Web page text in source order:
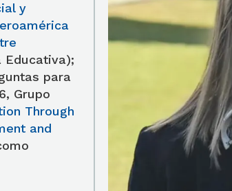
y
Educativa);
para
Grupo
Through
and